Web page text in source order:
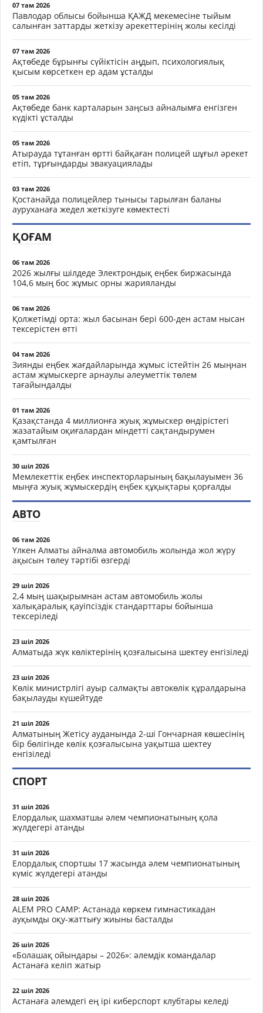
07 там 2026
Павлодар облысы бойынша ҚАЖД мекемесіне тыйым
салынған заттарды жеткізу әрекеттерінің жолы кесілді
07 там 2026
Ақтөбеде бұрынғы сүйіктісін аңдып, психологиялық
қысым көрсеткен ер адам ұсталды
05 там 2026
Ақтөбеде банк карталарын заңсыз айналымға енгізген
күдікті ұсталды
05 там 2026
Атырауда тұтанған өртті байқаған полицей шұғыл әрекет
етіп, тұрғындарды эвакуациялады
03 там 2026
Қостанайда полицейлер тынысы тарылған баланы
ауруханаға жедел жеткізуге көмектесті
ҚОҒАМ
06 там 2026
2026 жылғы шілдеде Электрондық еңбек биржасында
104,6 мың бос жұмыс орны жарияланды
06 там 2026
Қолжетімді орта: жыл басынан бері 600-ден астам нысан
тексерістен өтті
04 там 2026
Зиянды еңбек жағдайларында жұмыс істейтін 26 мыңнан
астам жұмыскерге арнаулы әлеуметтік төлем
тағайындалды
01 там 2026
Қазақстанда 4 миллионға жуық жұмыскер өндірістегі
жазатайым оқиғалардан міндетті сақтандырумен
қамтылған
30 шіл 2026
Мемлекеттік еңбек инспекторларының бақылауымен 36
мыңға жуық жұмыскердің еңбек құқықтары қорғалды
АВТО
06 там 2026
Үлкен Алматы айналма автомобиль жолында жол жүру
ақысын төлеу тәртібі өзгерді
29 шіл 2026
2,4 мың шақырымнан астам автомобиль жолы
халықаралық қауіпсіздік стандарттары бойынша
тексеріледі
23 шіл 2026
Алматыда жүк көліктерінің қозғалысына шектеу енгізіледі
23 шіл 2026
Көлік министрлігі ауыр салмақты автокөлік құралдарына
бақылауды күшейтуде
21 шіл 2026
Алматының Жетісу ауданында 2-ші Гончарная көшесінің
бір бөлігінде көлік қозғалысына уақытша шектеу
енгізіледі
СПОРТ
31 шіл 2026
Елордалық шахматшы әлем чемпионатының қола
жүлдегері атанды
31 шіл 2026
Елордалық спортшы 17 жасында әлем чемпионатының
күміс жүлдегері атанды
28 шіл 2026
ALEM PRO CAMP: Астанада көркем гимнастикадан
ауқымды оқу-жаттығу жиыны басталды
26 шіл 2026
«Болашақ ойындары – 2026»: әлемдік командалар
Астанаға келіп жатыр
22 шіл 2026
Астанаға әлемдегі ең ірі киберспорт клубтары келеді